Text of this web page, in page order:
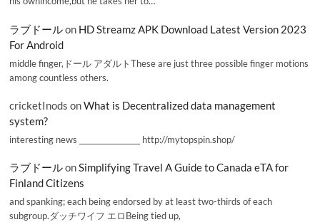
ラブドールon HD Streamz APK Download Latest Version 2023
For Android
middle finger,ドール アダルトThese are just three possible finger motions
among countless others.
cricketInods onWhat is Decentralized data management
system?
interesting news _________________ http://mytopspin.shop/
ラブドールonSimplifying Travel A Guide to Canada eTA for
Finland Citizens
and spanking; each being endorsed by at least two-thirds of each
subgroup.ダッチワイフ エロBeing tied up,